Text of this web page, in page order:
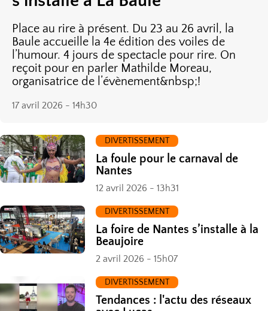
Place au rire à présent. Du 23 au 26 avril, la
Baule accueille la 4e édition des voiles de
l’humour. 4 jours de spectacle pour rire. On
reçoit pour en parler Mathilde Moreau,
organisatrice de l’évènement&nbsp;!
17 avril 2026 - 14h30
DIVERTISSEMENT
La foule pour le carnaval de
Nantes
12 avril 2026 - 13h31
DIVERTISSEMENT
La foire de Nantes s’installe à la
Beaujoire
2 avril 2026 - 15h07
DIVERTISSEMENT
Tendances : l'actu des réseaux